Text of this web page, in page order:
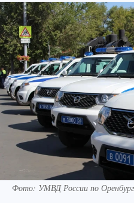
Фото: УМВД России по